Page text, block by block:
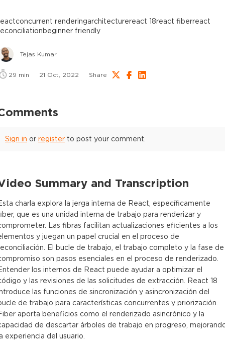
concurrent renderingarchitecturereact 18react fiberreact
beginner friendly
Tejas Kumar
29 min 21 Oct, 2022 Share
Sign in or register to post your comment.
Summary and Transcription
charla explora la jerga interna de React, específicamente
que es una unidad interna de trabajo para renderizar y
Las fibras facilitan actualizaciones eficientes a los
y juegan un papel crucial en el proceso de
El bucle de trabajo, el trabajo completo y la fase de
son pasos esenciales en el proceso de renderizado.
los internos de React puede ayudar a optimizar el
y las revisiones de las solicitudes de extracción. React 18
las funciones de sincronización y asincronización del
de trabajo para características concurrentes y priorización.
aporta beneficios como el renderizado asincrónico y la
de descartar árboles de trabajo en progreso,
experiencia del usuario.